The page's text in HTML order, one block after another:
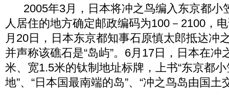
2005年3月，日本将冲之鸟编入东京都小
人居住的地方确定邮政编码为100－2100，
月20日，日本东京都知事石原慎太郎抵达冲
并声称该礁石是“岛屿”。6月17日，日本在冲
米、宽1.5米的钛制地址标牌，上书“东京都
地”、“日本国最南端的岛”、“冲之鸟岛由国土